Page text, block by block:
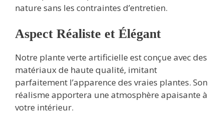
nature sans les contraintes d’entretien.
Aspect Réaliste et Élégant
Notre plante verte artificielle est conçue avec des
matériaux de haute qualité, imitant
parfaitement l’apparence des vraies plantes. Son
réalisme apportera une atmosphère apaisante à
votre intérieur.